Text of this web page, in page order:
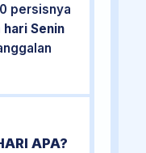
persisnya
hari Senin
APA?